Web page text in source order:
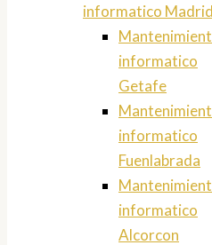
informatico Madrid
informatico
Getafe
informatico
Fuenlabrada
informatico
Alcorcon